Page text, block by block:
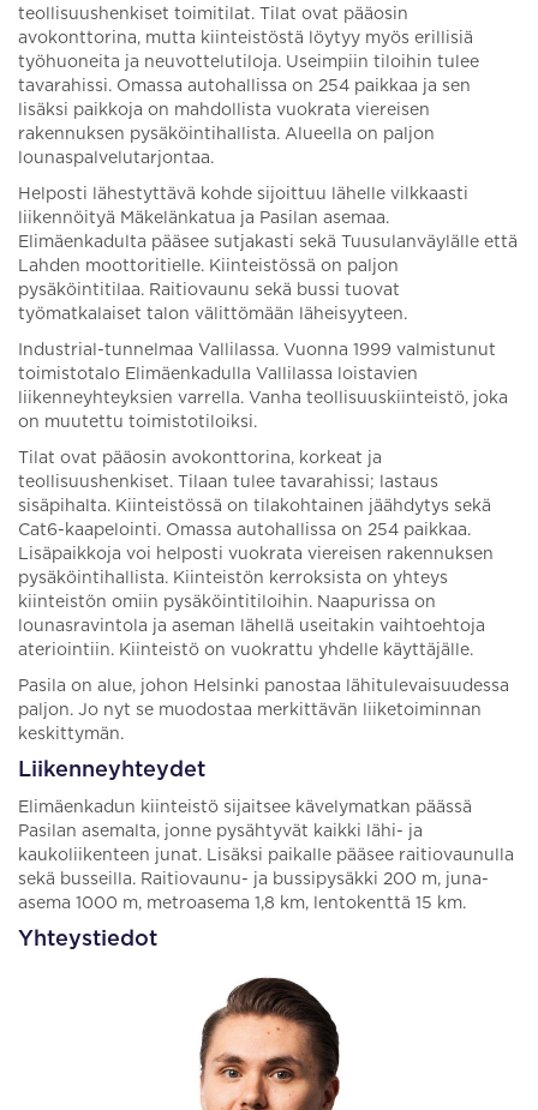
teollisuushenkiset toimitilat. Tilat ovat pääosin
avokonttorina, mutta kiinteistöstä löytyy myös erillisiä
työhuoneita ja neuvottelutiloja. Useimpiin tiloihin tulee
tavarahissi. Omassa autohallissa on 254 paikkaa ja sen
lisäksi paikkoja on mahdollista vuokrata viereisen
rakennuksen pysäköintihallista. Alueella on paljon
lounaspalvelutarjontaa.
Helposti lähestyttävä kohde sijoittuu lähelle vilkkaasti
liikennöityä Mäkelänkatua ja Pasilan asemaa.
Elimäenkadulta pääsee sutjakasti sekä Tuusulanväylälle että
Lahden moottoritielle. Kiinteistössä on paljon
pysäköintitilaa. Raitiovaunu sekä bussi tuovat
työmatkalaiset talon välittömään läheisyyteen.
Industrial-tunnelmaa Vallilassa. Vuonna 1999 valmistunut
toimistotalo Elimäenkadulla Vallilassa loistavien
liikenneyhteyksien varrella. Vanha teollisuuskiinteistö, joka
on muutettu toimistotiloiksi.
Tilat ovat pääosin avokonttorina, korkeat ja
teollisuushenkiset. Tilaan tulee tavarahissi; lastaus
sisäpihalta. Kiinteistössä on tilakohtainen jäähdytys sekä
Cat6-kaapelointi. Omassa autohallissa on 254 paikkaa.
Lisäpaikkoja voi helposti vuokrata viereisen rakennuksen
pysäköintihallista. Kiinteistön kerroksista on yhteys
kiinteistön omiin pysäköintitiloihin. Naapurissa on
lounasravintola ja aseman lähellä useitakin vaihtoehtoja
ateriointiin. Kiinteistö on vuokrattu yhdelle käyttäjälle.
Pasila on alue, johon Helsinki panostaa lähitulevaisuudessa
paljon. Jo nyt se muodostaa merkittävän liiketoiminnan
keskittymän.
Liikenneyhteydet
Elimäenkadun kiinteistö sijaitsee kävelymatkan päässä
Pasilan asemalta, jonne pysähtyvät kaikki lähi- ja
kaukoliikenteen junat. Lisäksi paikalle pääsee raitiovaunulla
sekä busseilla. Raitiovaunu- ja bussipysäkki 200 m, juna-
asema 1000 m, metroasema 1,8 km, lentokenttä 15 km.
Yhteystiedot